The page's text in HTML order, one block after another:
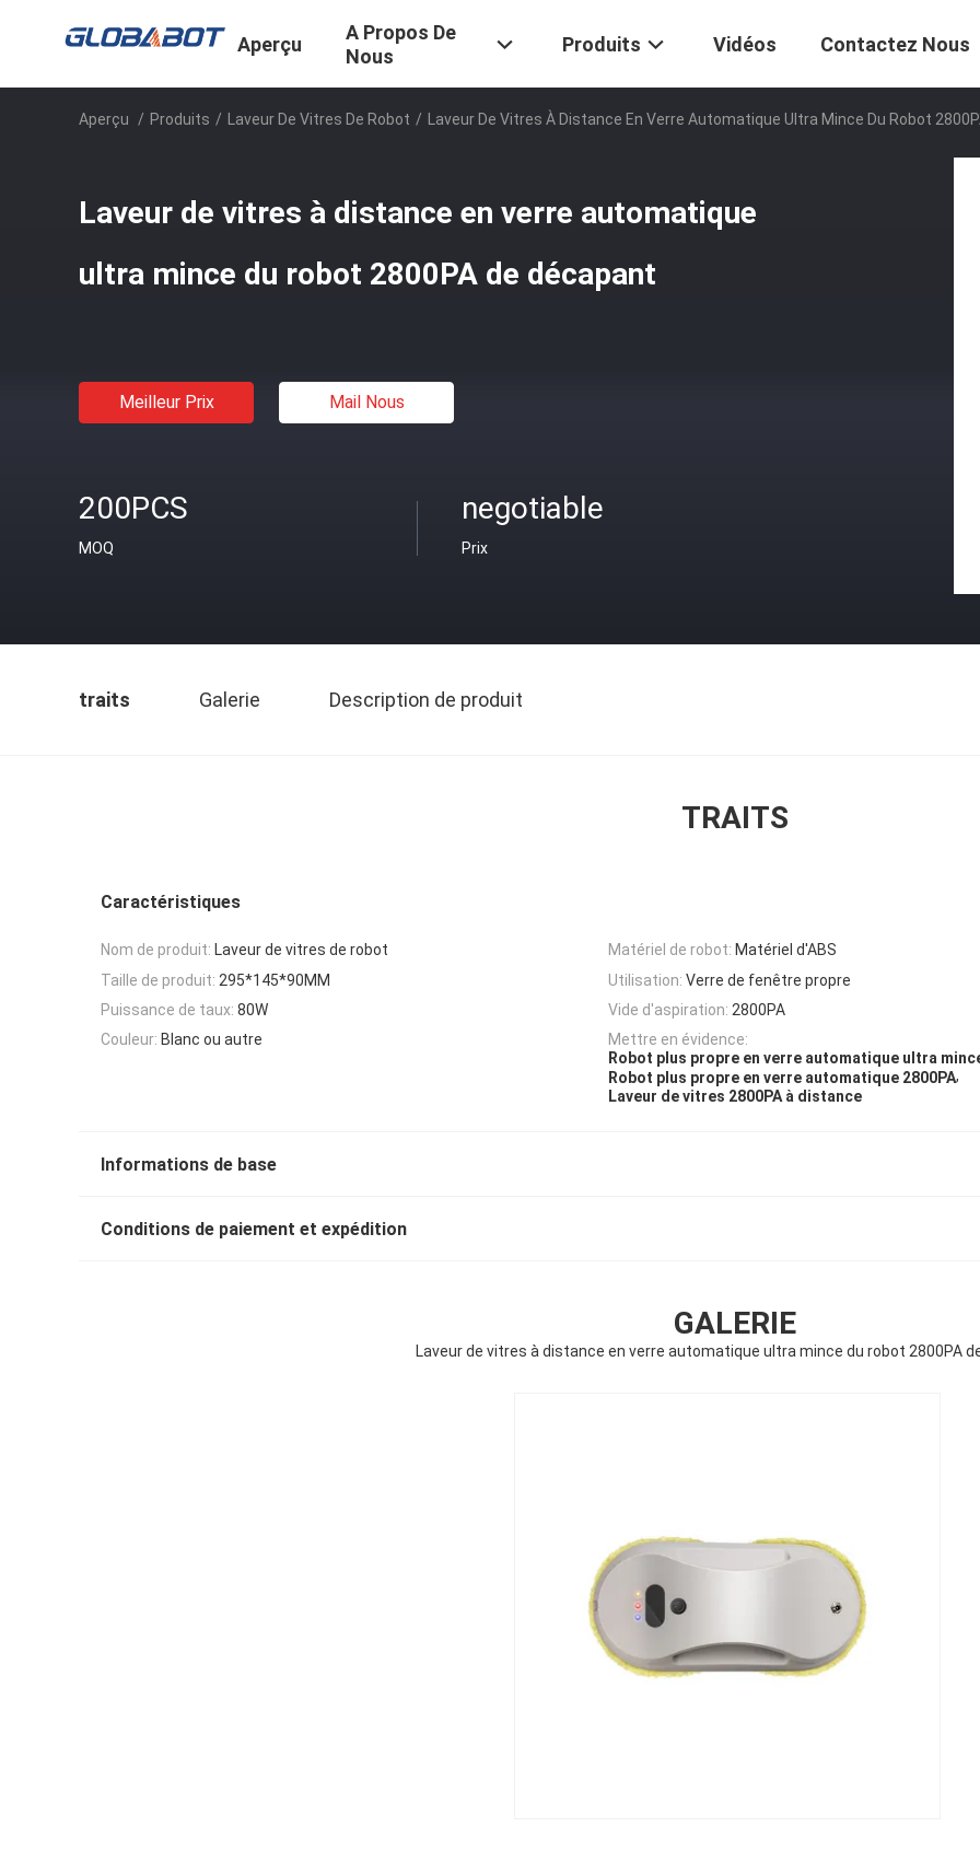
Aperçu
A Propos De
Nous
Produits Vidéos Contactez Nous
Aperçu / Produits / Laveur De Vitres De Robot / Laveur De Vitres À Distance En Verre Automatique Ultra Mince Du Robot
Laveur de vitres à distance en verre automatique
ultra mince du robot 2800PA de décapant
Meilleur Prix Mail Nous
200PCS
MOQ
negotiable
Prix
traits Galerie Description de produit
TRAITS
Caractéristiques
Nom de produit: Laveur de vitres de robot Matériel de robot: Matériel d'ABS
Taille de produit: 295*145*90MM Utilisation: Verre de fenêtre propre
Puissance de taux: 80W Vide d'aspiration: 2800PA
Couleur: Blanc ou autre
Mettre en évidence:
Robot plus propre en verre automatique ultra
Robot plus propre en verre automatique 2800PA,
Laveur de vitres 2800PA à distance
Informations de base
Conditions de paiement et expédition
GALERIE
Laveur de vitres à distance en verre automatique ultra mince du robot 2800PA